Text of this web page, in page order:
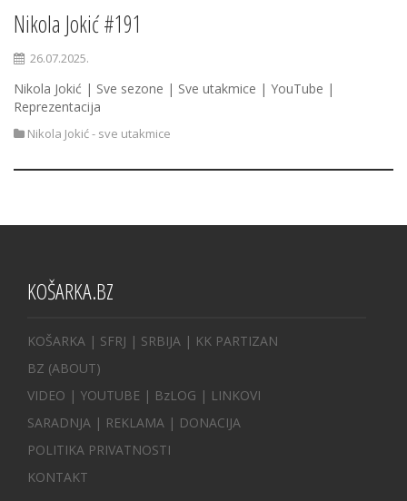
Nikola Jokić #191
26.07.2025.
Nikola Jokić | Sve sezone | Sve utakmice | YouTube |
Reprezentacija
Nikola Jokić - sve utakmice
KOŠARKA.BZ
KOŠARKA | SFRJ | SRBIJA | KK PARTIZAN
BZ (ABOUT)
VIDEO | YOUTUBE | BzLOG | LINKOVI
SARADNJA | REKLAMA | DONACIJA
POLITIKA PRIVATNOSTI
KONTAKT